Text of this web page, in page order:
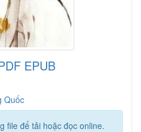
EPUB
Quốc
file để tải hoặc đọc online.